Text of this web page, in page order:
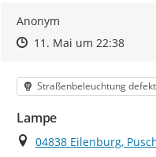
Anonym
Zeitpunkt des Erstellens
Zeitpunkt des Erstellens
11. Mai um 22:38Zur
Kategorie
Straßenbeleuchtung defekt
Lampe
Ort
04838 Eilenburg,